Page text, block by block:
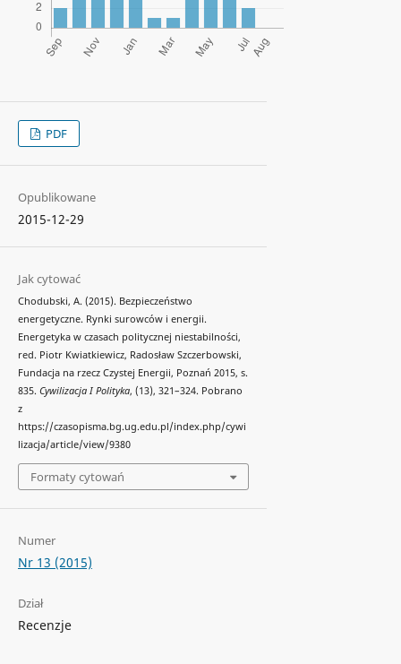
PDF
Opublikowane
2015-12-29
Jak cytować
Chodubski, A. (2015). Bezpieczeństwo
energetyczne. Rynki surowców i energii.
Energetyka w czasach politycznej niestabilności,
red. Piotr Kwiatkiewicz, Radosław Szczerbowski,
Fundacja na rzecz Czystej Energii, Poznań 2015, s.
835. Cywilizacja I Polityka, (13), 321–324. Pobrano
z
https://czasopisma.bg.ug.edu.pl/index.php/cywi
lizacja/article/view/9380
Formaty cytowań
Numer
Nr 13 (2015)
Dział
Recenzje